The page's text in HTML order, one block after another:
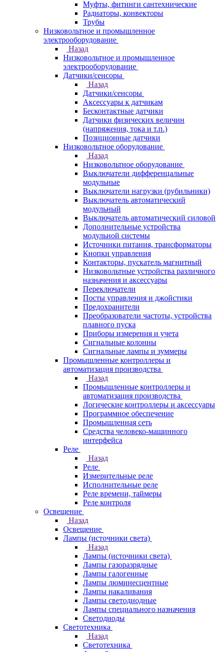
Муфты, фитинги сантехнические
Радиаторы, конвекторы
Трубы
Низковольтное и промышленное
электрооборудование
Назад
Низковольтное и промышленное
электрооборудование
Датчики/сенсоры
Назад
Датчики/сенсоры
Аксессуары к датчикам
Бесконтактные датчики
Датчики физических величин
(напряжения, тока и т.п.)
Позиционные датчики
Низковольтное оборудование
Назад
Низковольтное оборудование
Выключатели дифференцальные
модульные
Выключатели нагрузки (рубильники)
Выключатель автоматический
модульный
Выключатель автоматический силовой
Дополнительные устройства
модульной системы
Источники питания, трансформаторы
Кнопки управления
Контакторы, пускатель магнитный
Низковольтные устройства различного
назначения и аксессуары
Переключатели
Посты управления и джойстики
Предохранители
Преобразователи частоты, устройства
плавного пуска
Приборы измерения и учета
Сигнальные колонны
Сигнальные лампы и зуммеры
Промышленные контроллеры и
автоматизация производства
Назад
Промышленные контроллеры и
автоматизация производства
Логические контроллеры и аксессуары
Программное обеспечение
Промышленная сеть
Средства человеко-машинного
интерфейса
Реле
Назад
Реле
Измерительные реле
Исполнительные реле
Реле времени, таймеры
Реле контроля
Освещение
Назад
Освещение
Лампы (источники света)
Назад
Лампы (источники света)
Лампы газоразрядные
Лампы галогенные
Лампы люминесцентные
Лампы накаливания
Лампы светодиодные
Лампы специального назначения
Светодиоды
Светотехника
Назад
Светотехника